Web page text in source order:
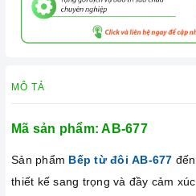
MÔ TẢ
Mã sản phẩm: AB-677
Sản phẩm Bếp từ đôi AB-677
thiết kế sang trọng và đầy cảm